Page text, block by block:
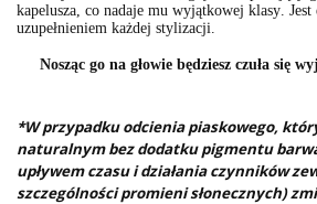
kapelusza, co nadaje mu wyjątkowej klasy. Jest
uzupełnieniem każdej stylizacji.
Nosząc go na głowie będziesz czuła się
*W przypadku odcienia piaskowego,
naturalnym bez dodatku pigmentu
upływem czasu i działania czynników
szczególności promieni słonecznych)